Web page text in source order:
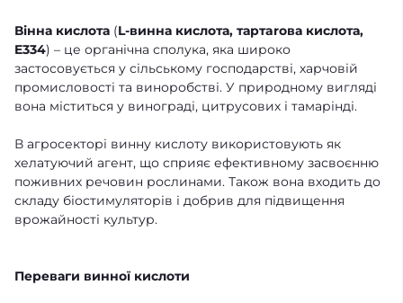
Вінна кислота (L-винна кислота, тартarова кислота,
E334) – це органічна сполука, яка широко
застосовується у сільському господарстві, харчовій
промисловості та виноробстві. У природному вигляді
вона міститься у винограді, цитрусових і тамарінді.
В агросекторі винну кислоту використовують як
хелатуючий агент, що сприяє ефективному засвоєнню
поживних речовин рослинами. Також вона входить до
складу біостимуляторів і добрив для підвищення
врожайності культур.
Переваги винної кислоти